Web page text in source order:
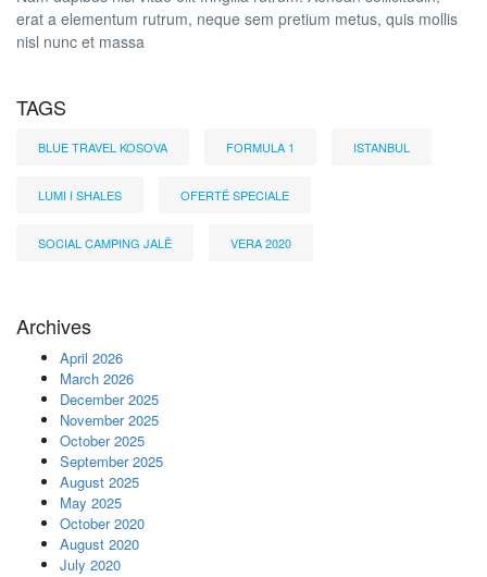
erat a elementum rutrum, neque sem pretium metus, quis mollis
nisl nunc et massa
TAGS
BLUE TRAVEL KOSOVA FORMULA 1 ISTANBUL
LUMI I SHALES OFERTË SPECIALE
SOCIAL CAMPING JALË VERA 2020
Archives
April 2026
March 2026
December 2025
November 2025
October 2025
September 2025
August 2025
May 2025
October 2020
August 2020
July 2020